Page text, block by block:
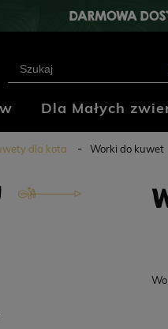
DARMOWA
Dla Małych
Kontakt
dla kota Worki do kuwet